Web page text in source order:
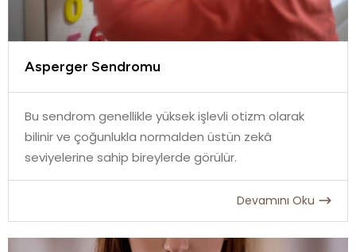
Asperger Sendromu
Bu sendrom genellikle yüksek işlevli otizm olarak
bilinir ve çoğunlukla normalden üstün zekâ
seviyelerine sahip bireylerde görülür.
Devamını Oku